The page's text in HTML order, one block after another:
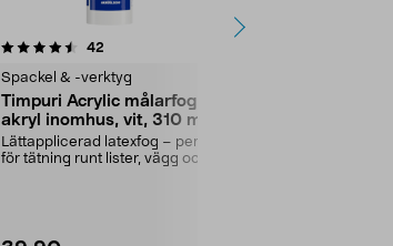
42
Spackel & -verktyg
Timpuri Acrylic målarfog
akryl inomhus, vit, 310 ml
Lättapplicerad latexfog – perfekt
för tätning runt lister, vägg och tak.
4.5 av 5 stjärnor